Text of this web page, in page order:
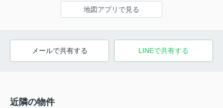
地図アプリで見る
メールで共有する LINEで共有する
近隣の物件